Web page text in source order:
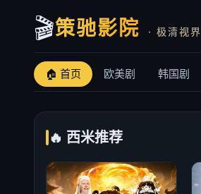
🎬策驰影院 · 极清视界
🏠 首页 欧美剧 韩国剧
🔥 西米推荐